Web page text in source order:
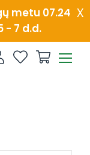
x
metu 07.24
- 7 d.d.